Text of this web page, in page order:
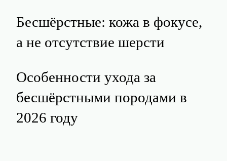
Бесшёрстные: кожа в фокусе,
а не отсутствие шерсти
Особенности ухода за
бесшёрстными породами в
2026 году